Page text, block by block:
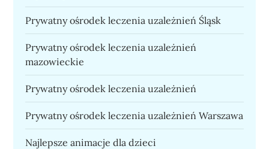
Prywatny ośrodek leczenia uzależnień Śląsk
Prywatny ośrodek leczenia uzależnień
mazowieckie
Prywatny ośrodek leczenia uzależnień
Prywatny ośrodek leczenia uzależnień Warszawa
Najlepsze animacje dla dzieci